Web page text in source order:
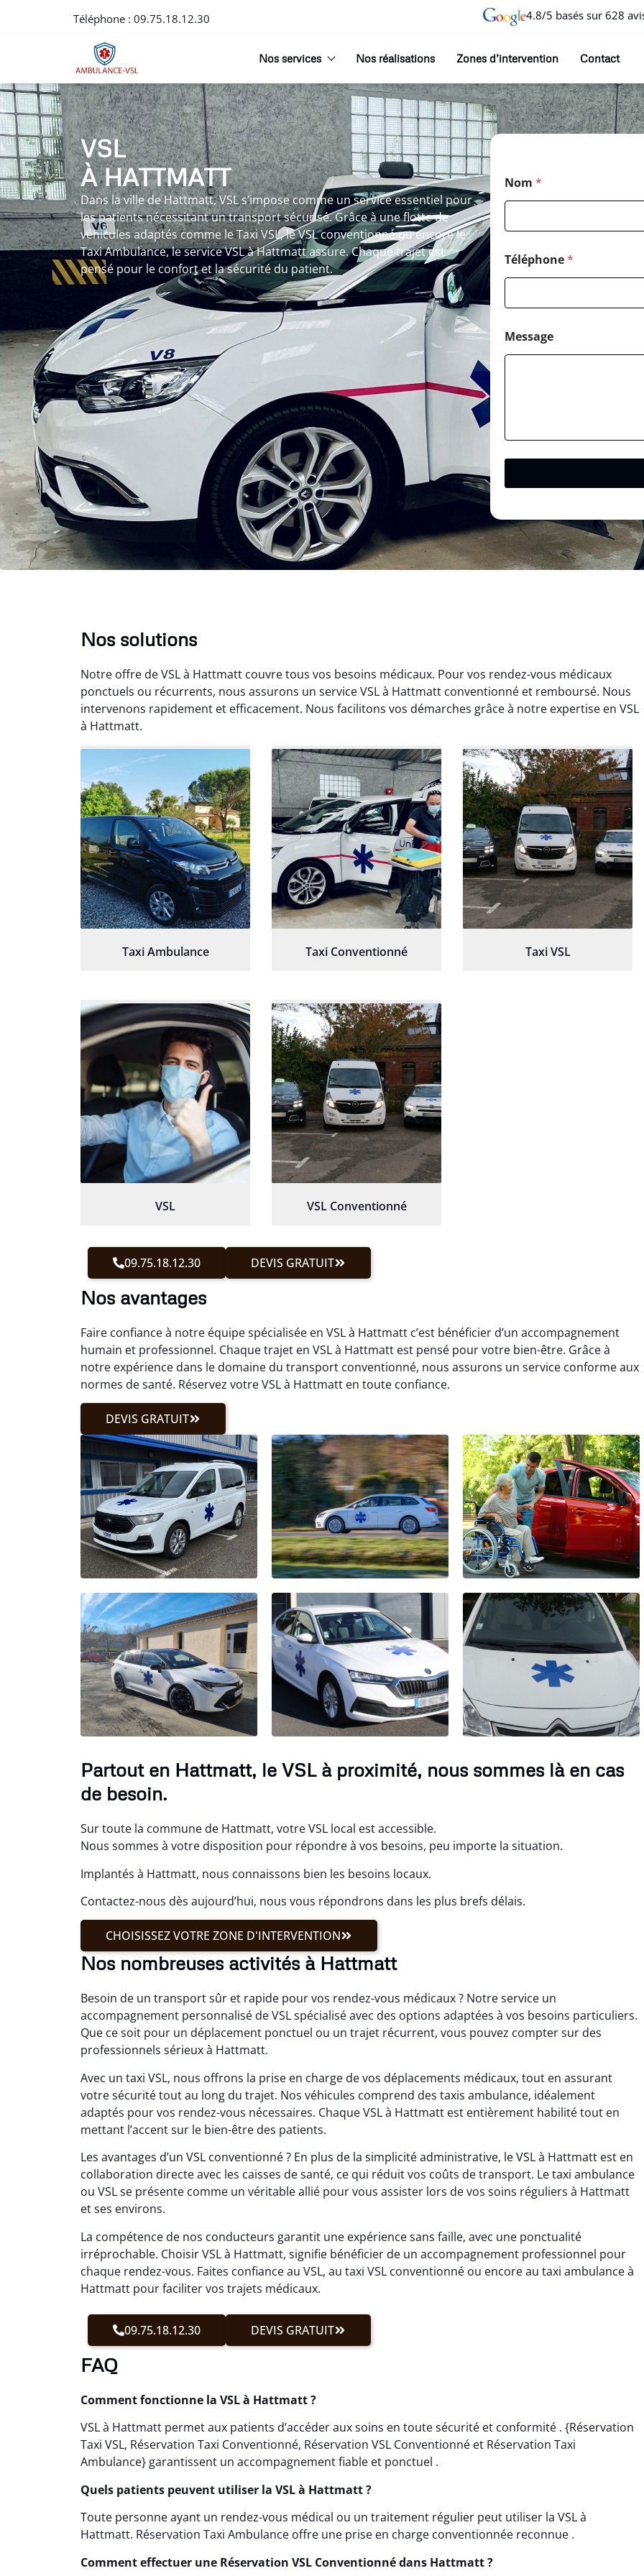
Téléphone : 09.75.18.12.30 4.8/5 basés sur 628
Nos services Nos réalisations Zones d’intervention Contact
VSL
À HATTMATT
Dans la ville de Hattmatt, VSL s’impose comme un service essentiel pour
les patients nécessitant un transport sécurisé. Grâce à une flotte de
véhicules adaptés comme le Taxi VSL, le VSL conventionné ou encore le
Taxi Ambulance, le service VSL à Hattmatt assure. Chaque trajet est
pensé pour le confort et la sécurité du patient.
Nom *
Téléphone*
Message
Nos solutions
Notre offre de VSL à Hattmatt couvre tous vos besoins médicaux. Pour vos rendez-vous médicaux
ponctuels ou récurrents, nous assurons un service VSL à Hattmatt conventionné et remboursé. Nous
intervenons rapidement et efficacement. Nous facilitons vos démarches grâce à notre expertise en VSL
à Hattmatt.
Taxi Ambulance Taxi Conventionné Taxi VSL
VSL VSL Conventionné
09.75.18.12.30 DEVIS GRATUIT
Nos avantages
Faire confiance à notre équipe spécialisée en VSL à Hattmatt c’est bénéficier d’un accompagnement
humain et professionnel. Chaque trajet en VSL à Hattmatt est pensé pour votre bien-être. Grâce à
notre expérience dans le domaine du transport conventionné, nous assurons un service conforme aux
normes de santé. Réservez votre VSL à Hattmatt en toute confiance.
DEVIS GRATUIT
Partout en Hattmatt, le VSL à proximité, nous sommes là en cas
de besoin.
Sur toute la commune de Hattmatt, votre VSL local est accessible.
Nous sommes à votre disposition pour répondre à vos besoins, peu importe la situation.
Implantés à Hattmatt, nous connaissons bien les besoins locaux.
Contactez-nous dès aujourd’hui, nous vous répondrons dans les plus brefs délais.
CHOISISSEZ VOTRE ZONE D'INTERVENTION
Nos nombreuses activités à Hattmatt
Besoin de un transport sûr et rapide pour vos rendez-vous médicaux ? Notre service un
accompagnement personnalisé de VSL spécialisé avec des options adaptées à vos besoins particuliers.
Que ce soit pour un déplacement ponctuel ou un trajet récurrent, vous pouvez compter sur des
professionnels sérieux à Hattmatt.
Avec un taxi VSL, nous offrons la prise en charge de vos déplacements médicaux, tout en assurant
votre sécurité tout au long du trajet. Nos véhicules comprend des taxis ambulance, idéalement
adaptés pour vos rendez-vous nécessaires. Chaque VSL à Hattmatt est entièrement habilité tout en
mettant l’accent sur le bien-être des patients.
Les avantages d’un VSL conventionné ? En plus de la simplicité administrative, le VSL à Hattmatt est en
collaboration directe avec les caisses de santé, ce qui réduit vos coûts de transport. Le taxi ambulance
ou VSL se présente comme un véritable allié pour vous assister lors de vos soins réguliers à Hattmatt
et ses environs.
La compétence de nos conducteurs garantit une expérience sans faille, avec une ponctualité
irréprochable. Choisir VSL à Hattmatt, signifie bénéficier de un accompagnement professionnel pour
chaque rendez-vous. Faites confiance au VSL, au taxi VSL conventionné ou encore au taxi ambulance à
Hattmatt pour faciliter vos trajets médicaux.
09.75.18.12.30 DEVIS GRATUIT
FAQ
Comment fonctionne la VSL à Hattmatt ?
VSL à Hattmatt permet aux patients d’accéder aux soins en toute sécurité et conformité . {Réservation
Taxi VSL, Réservation Taxi Conventionné, Réservation VSL Conventionné et Réservation Taxi
Ambulance} garantissent un accompagnement fiable et ponctuel .
Quels patients peuvent utiliser la VSL à Hattmatt ?
Toute personne ayant un rendez-vous médical ou un traitement régulier peut utiliser la VSL à
Hattmatt. Réservation Taxi Ambulance offre une prise en charge conventionnée reconnue .
Comment effectuer une Réservation VSL Conventionné dans Hattmatt ?
Arnaud Deschamps
30 janvier 2025
Très satisfait du transport,
tout s’est bien déroulé.
Chauffeur à l’écoute et
patient.
Jérémy Ferrand
8 septembre 2024
Transport ponctuel et
personnel très attentionné.
Très satisfait du service.